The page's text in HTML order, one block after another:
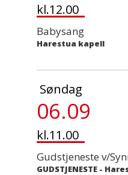
kl.12.00
Babysang
Harestua kapell
Søndag
06.09
kl.11.00
Gudstjeneste v/
GUDSTJENESTE -